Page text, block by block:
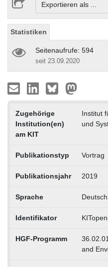
Exportieren als ...
Statistiken
Seitenaufrufe: 594
seit 23.09.2020
Zugehörige
Institution(en)
am KIT
Institut
und
Publikationstyp Vortrag
Publikationsjahr 2019
Sprache Deutsch
Identifikator
HGF-Programm
and